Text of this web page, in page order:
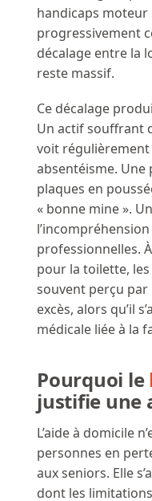
handicaps
progressivement
décalage entre la
reste massif.
Ce décalage
Un actif souffrant
voit
absentéisme. Une
plaques en
« bonne mine ».
professionnelles.
pour la toilette,
souvent perçu par
excès, alors qu’il
médicale liée à la
Pourquoi le
justifie une
L’aide à domicile
personnes en
aux seniors. Elle
dont les